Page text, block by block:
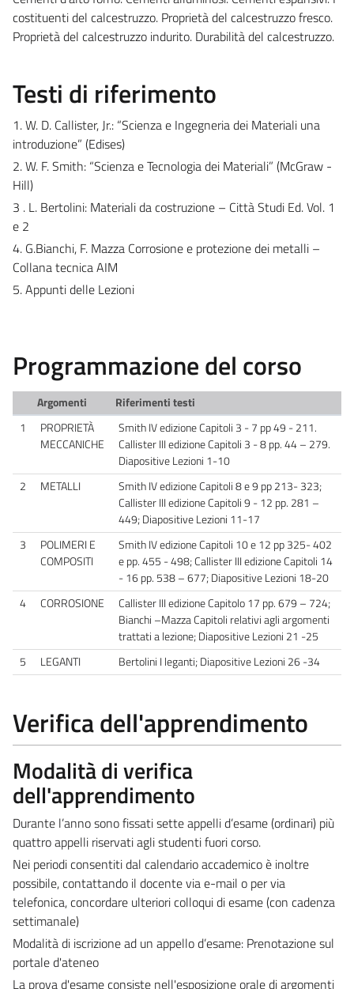
costituenti del calcestruzzo. Proprietà del calcestruzzo fresco.
Proprietà del calcestruzzo indurito. Durabilità del calcestruzzo.
Testi di riferimento
1. W. D. Callister, Jr.: “Scienza e Ingegneria dei Materiali una
introduzione” (Edises)
2. W. F. Smith: “Scienza e Tecnologia dei Materiali” (McGraw -
Hill)
3 . L. Bertolini: Materiali da costruzione – Città Studi Ed. Vol. 1
e 2
4. G.Bianchi, F. Mazza Corrosione e protezione dei metalli –
Collana tecnica AIM
5. Appunti delle Lezioni
Programmazione del corso
Argomenti
Riferimenti testi
1
PROPRIETÀ
MECCANICHE
Smith IV edizione Capitoli 3 - 7 pp 49 - 211.
Callister III edizione Capitoli 3 - 8 pp. 44 – 279.
Diapositive Lezioni 1-10
2
METALLI
Smith IV edizione Capitoli 8 e 9 pp 213- 323;
Callister III edizione Capitoli 9 - 12 pp. 281 –
449; Diapositive Lezioni 11-17
3
POLIMERI E
COMPOSITI
Smith IV edizione Capitoli 10 e 12 pp 325- 402
e pp. 455 - 498; Callister III edizione Capitoli 14
- 16 pp. 538 – 677; Diapositive Lezioni 18-20
4
CORROSIONE
Callister III edizione Capitolo 17 pp. 679 – 724;
Bianchi –Mazza Capitoli relativi agli argomenti
trattati a lezione; Diapositive Lezioni 21 -25
5
LEGANTI Bertolini I leganti; Diapositive Lezioni 26 -34
Verifica dell'apprendimento
Modalità di verifica
dell'apprendimento
Durante l’anno sono fissati sette appelli d’esame (ordinari) più
quattro appelli riservati agli studenti fuori corso.
Nei periodi consentiti dal calendario accademico è inoltre
possibile, contattando il docente via e-mail o per via
telefonica, concordare ulteriori colloqui di esame (con cadenza
settimanale)
Modalità di iscrizione ad un appello d’esame: Prenotazione sul
portale d'ateneo
La prova d'esame consiste nell'esposizione orale di argomenti